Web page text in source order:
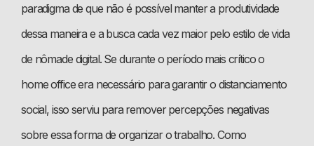
paradigma de que não é possível manter a produtividade
dessa maneira e a busca cada vez maior pelo estilo de vida
de nômade digital. Se durante o período mais crítico o
home office era necessário para garantir o distanciamento
social, isso serviu para remover percepções negativas
sobre essa forma de organizar o trabalho. Como